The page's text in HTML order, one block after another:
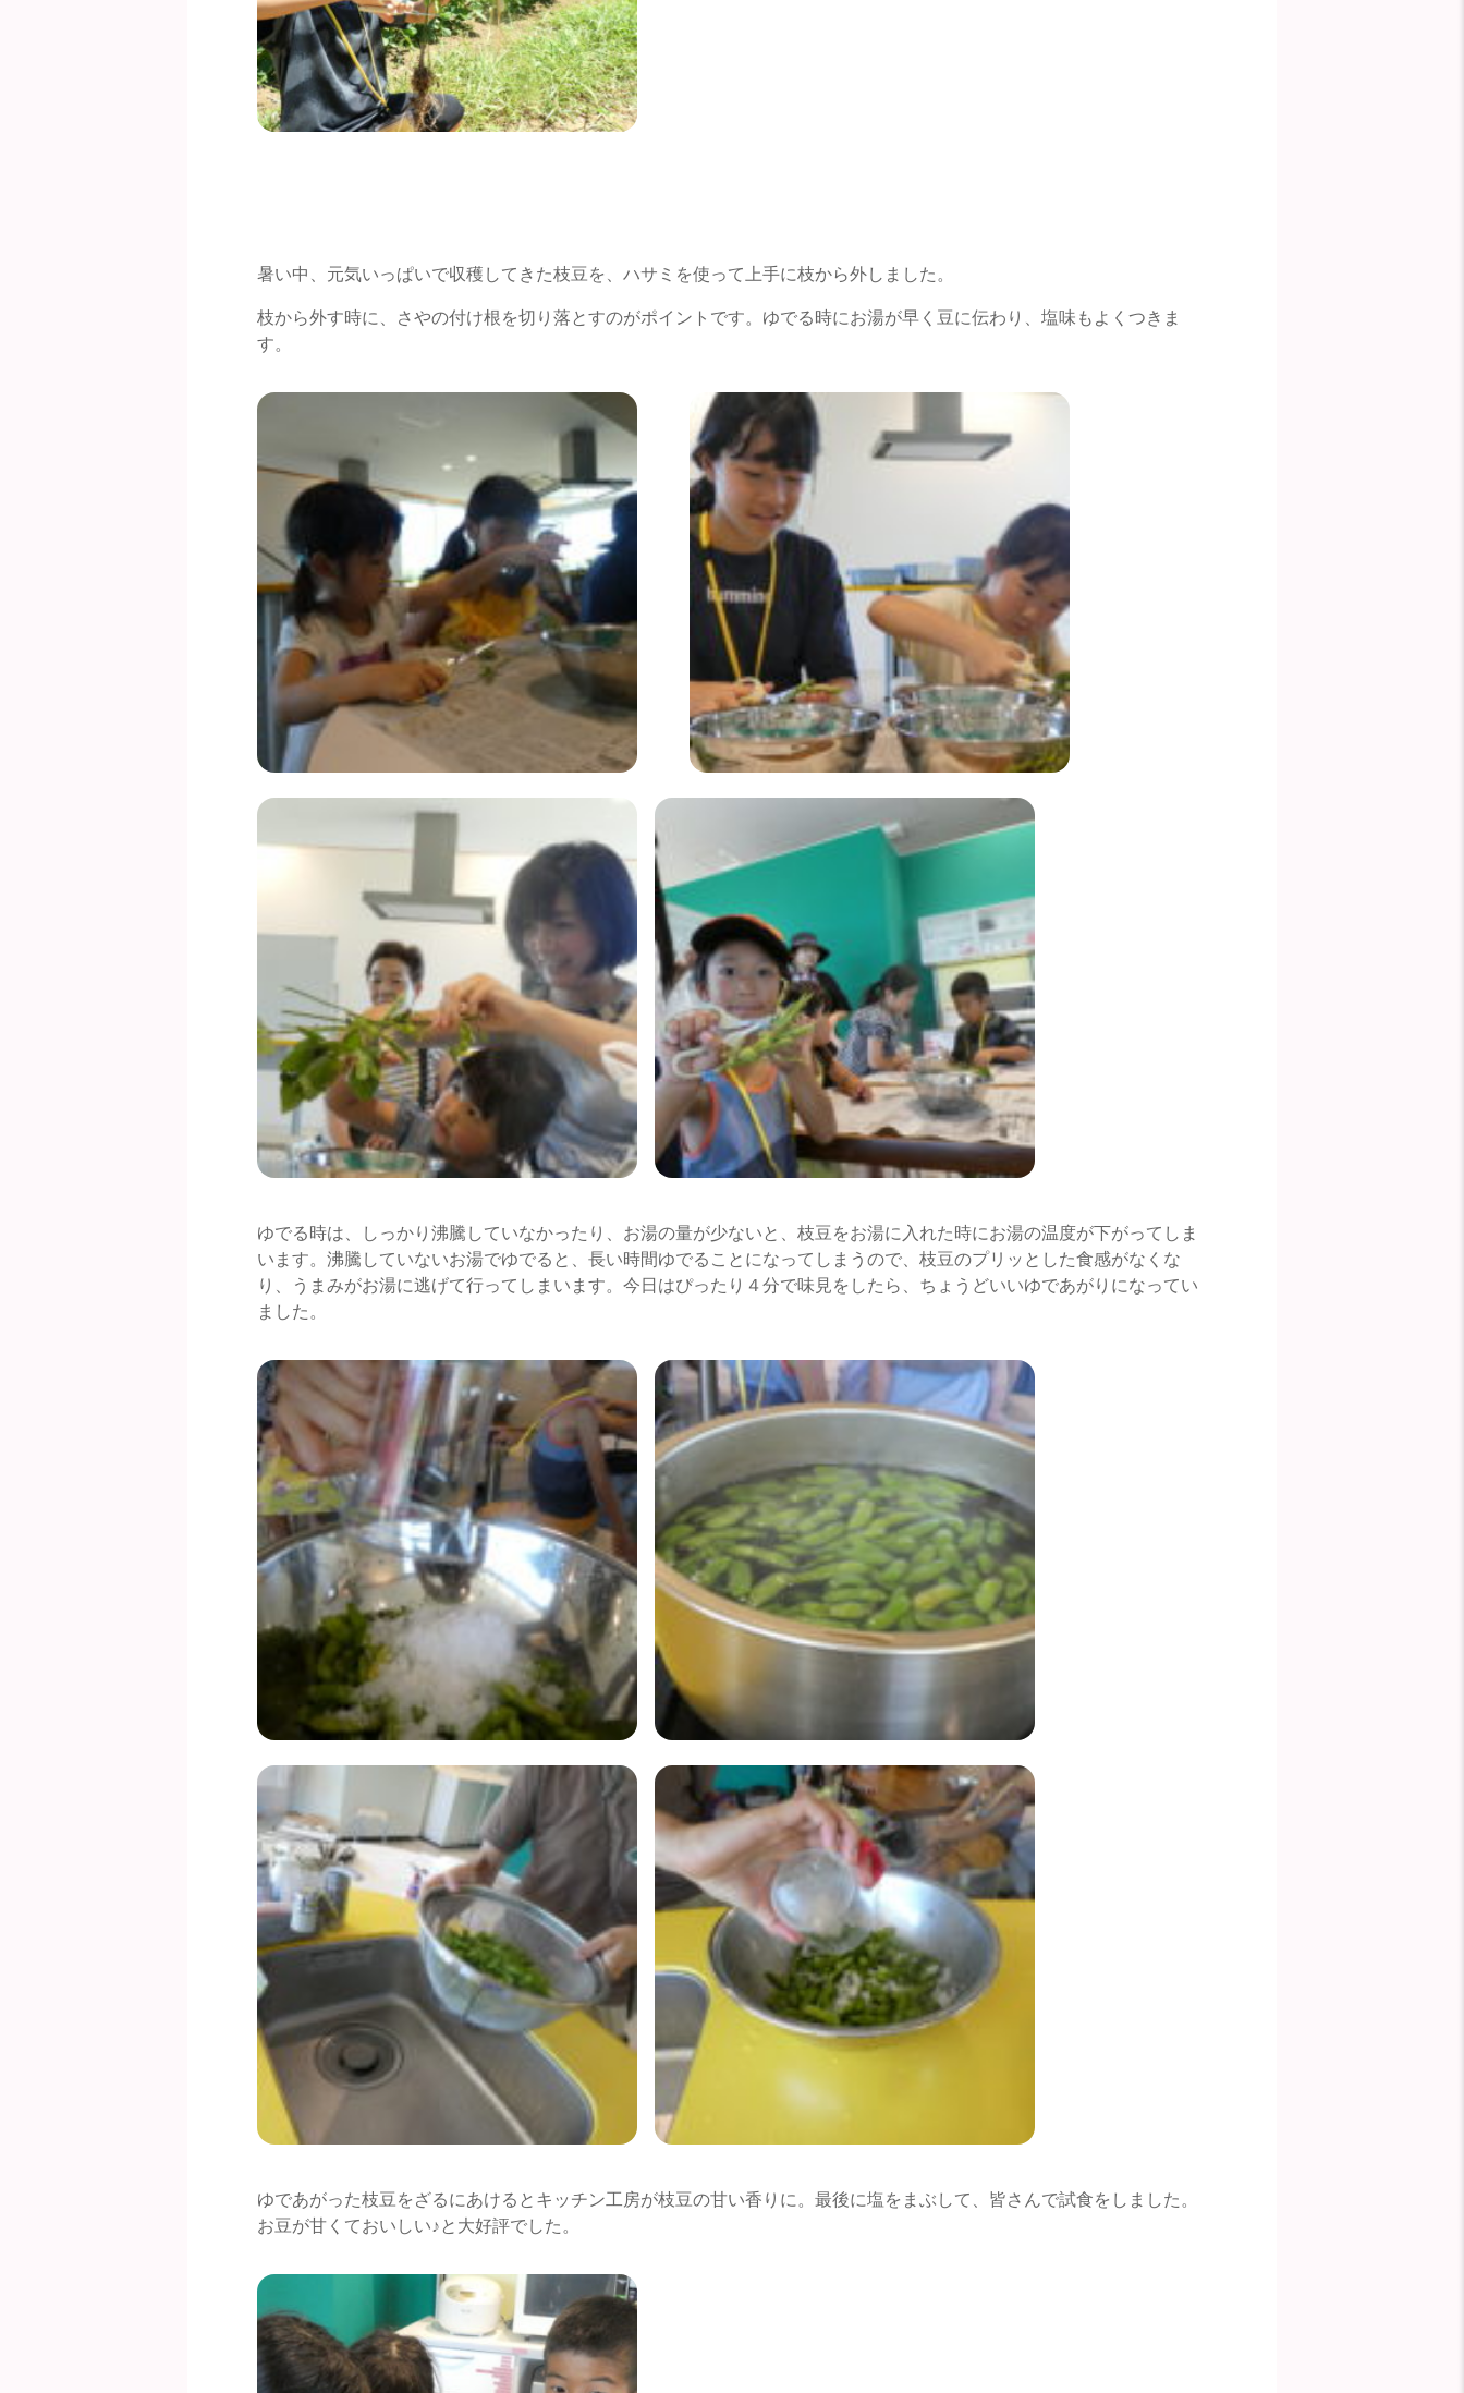
暑い中、元気いっぱいで収穫してきた枝豆を、ハサミを使って上手に枝から外しました。
枝から外す時に、さやの付け根を切り落とすのがポイントです。ゆでる時にお湯が早く豆に伝わり、塩味もよくつきま
す。
ゆでる時は、しっかり沸騰していなかったり、お湯の量が少ないと、枝豆をお湯に入れた時にお湯の温度が下がってしま
います。沸騰していないお湯でゆでると、長い時間ゆでることになってしまうので、枝豆のプリッとした食感がなくな
り、うまみがお湯に逃げて行ってしまいます。今日はぴったり４分で味見をしたら、ちょうどいいゆであがりになってい
ました。
ゆであがった枝豆をざるにあけるとキッチン工房が枝豆の甘い香りに。最後に塩をまぶして、皆さんで試食をしました。
お豆が甘くておいしい♪と大好評でした。